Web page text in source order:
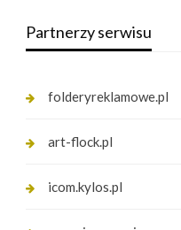
Partnerzy serwisu
folderyreklamowe.pl
art-flock.pl
icom.kylos.pl